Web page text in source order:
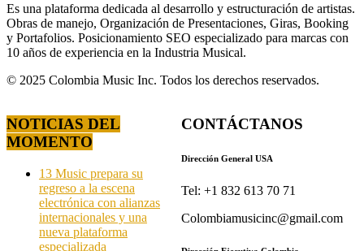
Es una plataforma dedicada al desarrollo y estructuración de artistas.
Obras de manejo, Organización de Presentaciones, Giras, Booking
y Portafolios. Posicionamiento SEO especializado para marcas con
10 años de experiencia en la Industria Musical.
© 2025 Colombia Music Inc. Todos los derechos reservados.
NOTICIAS DEL
MOMENTO
13 Music prepara su
regreso a la escena
electrónica con alianzas
internacionales y una
nueva plataforma
especializada
CONTÁCTANOS
Dirección General USA
Tel: +1 832 613 70 71
Colombiamusicinc@gmail.com